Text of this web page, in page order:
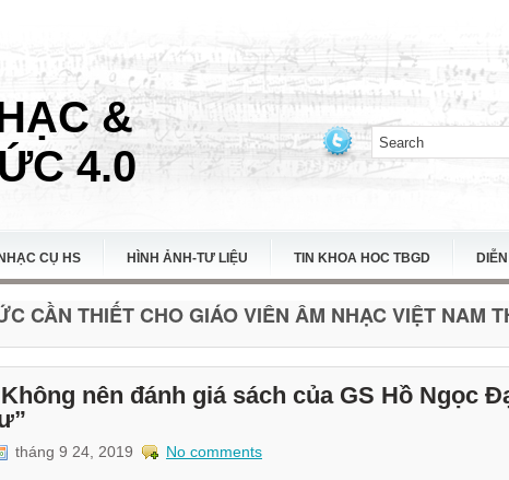
&
4.0
NHẠC CỤ HS HÌNH ẢNH-TƯ LIỆU TIN KHOA HOC TBGD
CẦN THIẾT CHO GIÁO VIÊN ÂM NHẠC VIỆT NAM
nên đánh giá sách của GS Hồ Ngọc
tháng 9 24, 2019 No comments